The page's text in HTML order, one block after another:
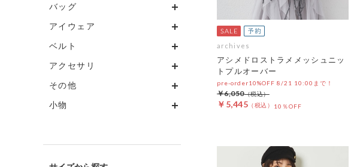
バッグ
アイウェア
ベルト
アクセサリ
その他
小物
archives
アシメドロストラメメッシュニッ
トプルオーバー
pre-order10%OFF 8/21 10:00まで！
￥5,445 10％OFF
￥6,050